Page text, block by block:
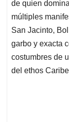
de quien
múltiples
San Jacinto,
garbo y exacta
costumbres de
del ethos